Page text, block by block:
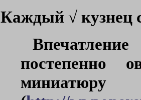
Каждый √ кузнец
постепенно